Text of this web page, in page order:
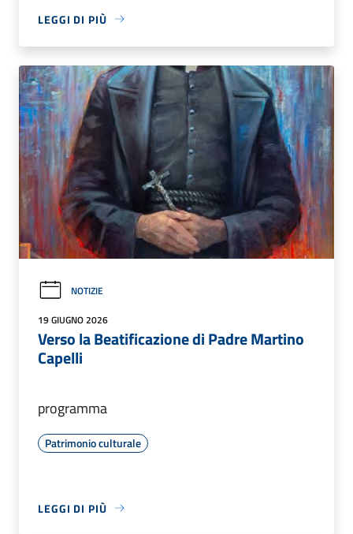
LEGGI DI PIÙ
NOTIZIE
19 GIUGNO 2026
Verso la Beatificazione di Padre Martino
Capelli
programma
Patrimonio culturale
LEGGI DI PIÙ